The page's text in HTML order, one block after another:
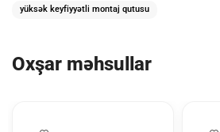
yüksək keyfiyyətli montaj qutusu
Oxşar məhsullar